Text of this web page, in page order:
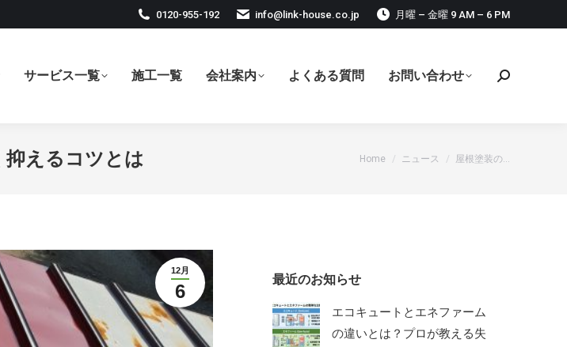
0120-955-192 info@link-house.co.jp 月曜 – 金曜 9 AM – 6 PM
サービス一覧 施工一覧 会社案内 よくある質問 お問い合わせ
検
抑えるコツとは 現在地:
Home ニュース 屋根塗装の…
12月
6
最近のお知らせ
エコキュートとエネファーム
の違いとは？プロが教える失